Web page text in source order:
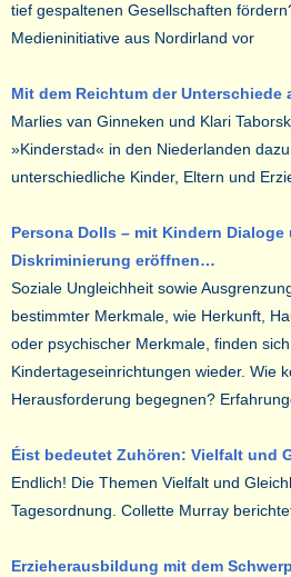
tief gespaltenen Gesellschaften
Medieninitiative aus Nordirland vor
Mit dem Reichtum der Unterschiede
Marlies van Ginneken und Klari
»Kinderstad« in den Niederlanden
unterschiedliche Kinder, Eltern und
Persona Dolls – mit Kindern
Diskriminierung eröffnen…
Soziale Ungleichheit sowie
bestimmter Merkmale, wie Herkunft,
oder psychischer Merkmale, finden
Kindertageseinrichtungen wieder. Wie
Herausforderung begegnen?
Éist bedeutet Zuhören: Vielfalt und
Endlich! Die Themen Vielfalt und
Tagesordnung. Collette Murray
Erzieherausbildung mit dem